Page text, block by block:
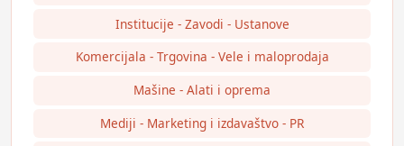
Institucije - Zavodi - Ustanove
Komercijala - Trgovina - Vele i maloprodaja
Mašine - Alati i oprema
Mediji - Marketing i izdavaštvo - PR